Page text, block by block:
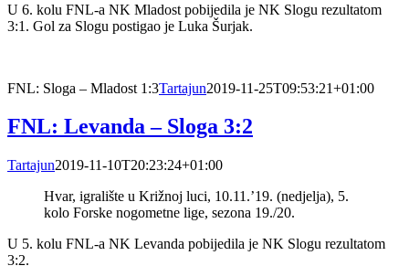
U 6. kolu FNL-a NK Mladost pobijedila je NK Slogu rezultatom
3:1. Gol za Slogu postigao je Luka Šurjak.
FNL: Sloga – Mladost 1:3Tartajun2019-11-25T09:53:21+01:00
FNL: Levanda – Sloga 3:2
Tartajun2019-11-10T20:23:24+01:00
Hvar, igralište u Križnoj luci, 10.11.’19. (nedjelja), 5.
kolo Forske nogometne lige, sezona 19./20.
U 5. kolu FNL-a NK Levanda pobijedila je NK Slogu rezultatom
3:2.